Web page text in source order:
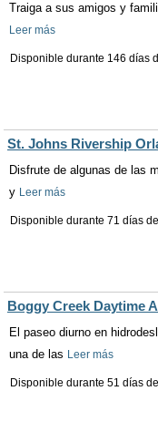
Traiga a sus amigos y
Leer más
Disponible durante 146 días
St. Johns Rivership
Disfrute de algunas de las
y Leer más
Disponible durante 71 días
Boggy Creek Daytime
El paseo diurno en
una de las Leer más
Disponible durante 51 días